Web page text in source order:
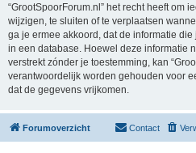
“GrootSpoorForum.nl” het recht heeft om
wijzigen, te sluiten of te verplaatsen
ga je ermee akkoord, dat de informatie
in een database. Hoewel deze informatie
verstrekt zónder je toestemming, kan
verantwoordelijk worden gehouden voor
dat de gegevens vrijkomen.
Forumoverzicht Contact